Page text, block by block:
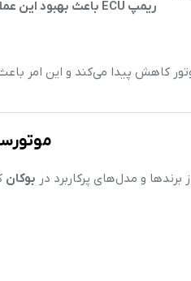
ریمپ ECU باعث بهبود این عملکرد شده و واکنش گاز را سریع‌تر می‌کند
کاهش پیدا می‌کند و این امر
برندها و مدل‌های پرکاربرد در بوکان